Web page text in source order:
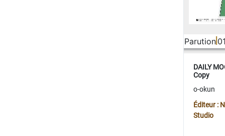
Parution
DAILY
Copy
o-okun
Éditeur :
Studio